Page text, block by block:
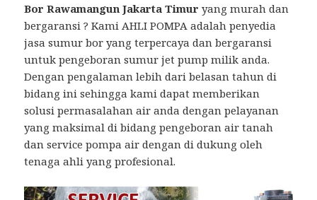
Bor Rawamangun Jakarta Timur yang murah dan
bergaransi ? Kami AHLI POMPA adalah penyedia
jasa sumur bor yang terpercaya dan bergaransi
untuk pengeboran sumur jet pump milik anda.
Dengan pengalaman lebih dari belasan tahun di
bidang ini sehingga kami dapat memberikan
solusi permasalahan air anda dengan pelayanan
yang maksimal di bidang pengeboran air tanah
dan service pompa air dengan di dukung oleh
tenaga ahli yang profesional.